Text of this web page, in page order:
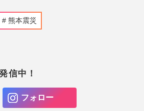
熊本震災
信中！
フォロー